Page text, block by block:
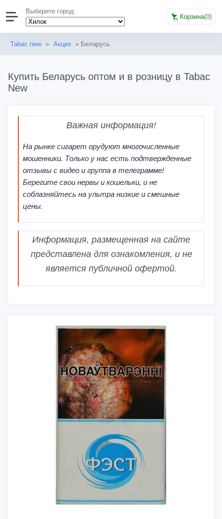
Выберите город:
Корзина(0)
Tabac new » Акциз » Беларусь
Купить Беларусь оптом и в розницу в Tabac
New
Важная информация!
На рынке сигарет орудуют многочисленные
мошенники. Только у нас есть подтвержденные
отзывы с видео и группа в телеграмме!
Берегите свои нервы и кошельки, и не
соблазняйтесь на ультра низкие и смешные
цены.
Информация, размещенная на сайте
представлена для ознакомления, и не
является публичной офертой.